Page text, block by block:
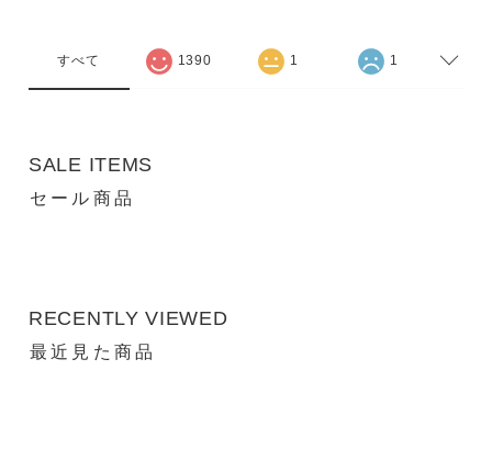
すべて 1390 1 1
SALE ITEMS
セール商品
RECENTLY VIEWED
最近見た商品